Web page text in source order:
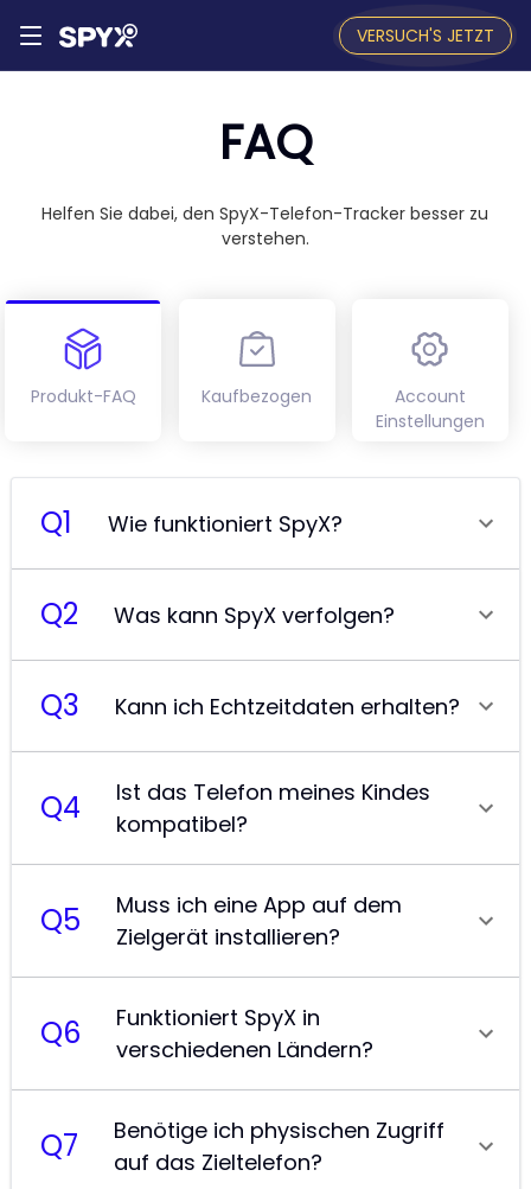
VERSUCH'S JETZT
FAQ
Helfen Sie dabei, den SpyX-Telefon-Tracker besser zu
verstehen.
Produkt-FAQ Kaufbezogen
Account
Einstellungen
Q1 Wie funktioniert SpyX?
Q2 Was kann SpyX verfolgen?
Q3 Kann ich Echtzeitdaten erhalten?
Q4
Ist das Telefon meines Kindes
kompatibel?
Q5
Muss ich eine App auf dem
Zielgerät installieren?
Q6
Funktioniert SpyX in
verschiedenen Ländern?
Q7
Benötige ich physischen Zugriff
auf das Zieltelefon?